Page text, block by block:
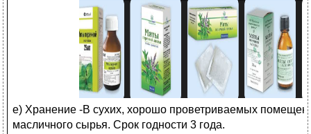
е) Хранение -В сухих, хорошо проветриваемых
масличного сырья. Срок годности 3 года.